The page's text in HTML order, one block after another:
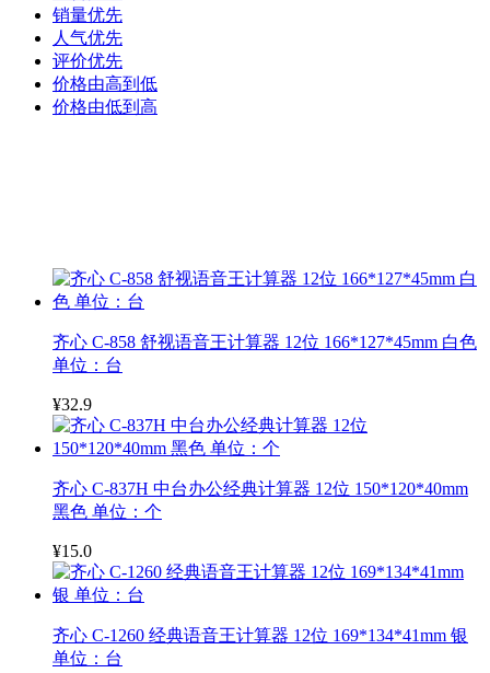
销量优先
人气优先
评价优先
价格由高到低
价格由低到高
齐心 C-858 舒视语音王计算器 12位 166*127*45mm 白色
单位：台
¥32.9
齐心 C-837H 中台办公经典计算器 12位 150*120*40mm
黑色 单位：个
¥15.0
齐心 C-1260 经典语音王计算器 12位 169*134*41mm 银
单位：台